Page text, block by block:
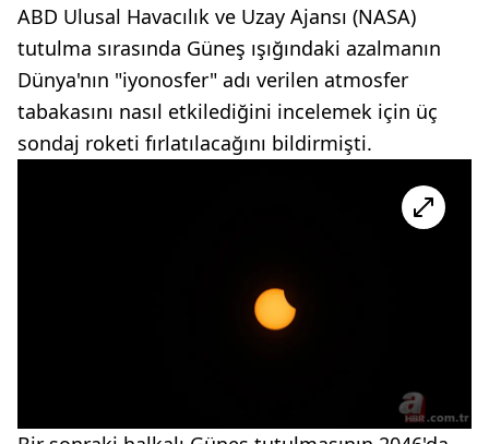
ABD Ulusal Havacılık ve Uzay Ajansı (NASA)
tutulma sırasında Güneş ışığındaki azalmanın
Dünya'nın "iyonosfer" adı verilen atmosfer
tabakasını nasıl etkilediğini incelemek için üç
sondaj roketi fırlatılacağını bildirmişti.